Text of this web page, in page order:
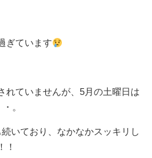
ぎています
れていませんが、5月の土曜日は
。
いており、なかなかスッキリし
！